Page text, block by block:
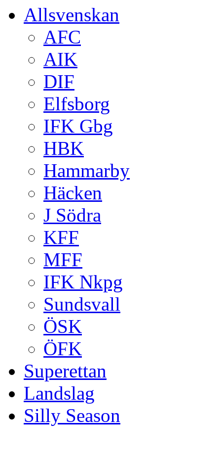
Allsvenskan
AFC
AIK
DIF
Elfsborg
IFK Gbg
HBK
Hammarby
Häcken
J Södra
KFF
MFF
IFK Nkpg
Sundsvall
ÖSK
ÖFK
Superettan
Landslag
Silly Season